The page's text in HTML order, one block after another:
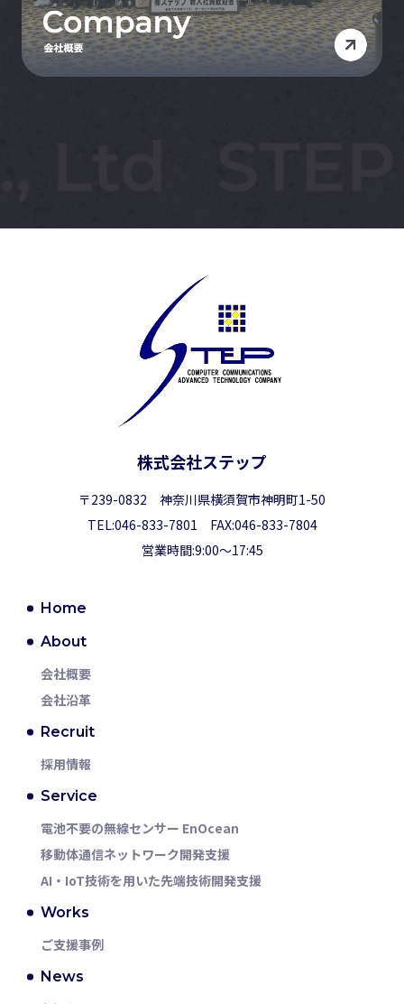
株式会社ステップ
〒239-0832 神奈川県横須賀市神明町1-50
TEL:046-833-7801 FAX:046-833-7804
営業時間:9:00～17:45
Home
About
会社概要
会社沿革
Recruit
採用情報
Service
電池不要の無線センサー EnOcean
移動体通信ネットワーク開発支援
AI・IoT技術を用いた先端技術開発支援
Works
ご支援事例
News